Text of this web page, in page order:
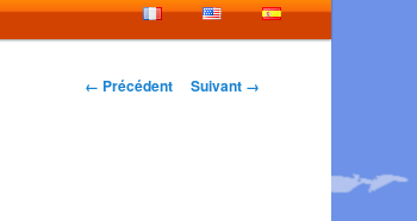
Navigation
← Précédent Suivant →